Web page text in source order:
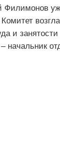
Филимонов
Комитет
и
начальник